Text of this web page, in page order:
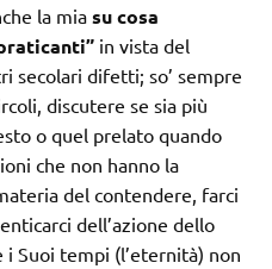
la mia su cosa
in vista del
secolari difetti; so’ sempre
discutere se sia più
o quel prelato quando
che non hanno la
del contendere, farci
dell’azione dello
Suoi tempi (l’eternità) non